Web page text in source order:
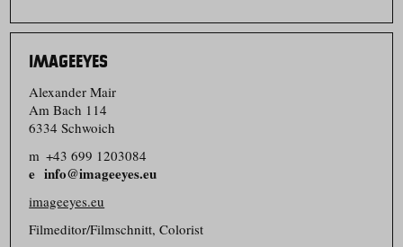
IMAGEEYES
Alexander Mair
Am Bach 114
6334 Schwoich
m +43 699 1203084
info@imageeyes.eu
imageeyes.eu
Filmeditor/​Filmschnitt, Colorist